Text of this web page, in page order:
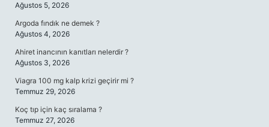
Ağustos 5, 2026
Argoda fındık ne demek ?
Ağustos 4, 2026
Ahiret inancının kanıtları nelerdir ?
Ağustos 3, 2026
Viagra 100 mg kalp krizi geçirir mi ?
Temmuz 29, 2026
Koç tıp için kaç sıralama ?
Temmuz 27, 2026